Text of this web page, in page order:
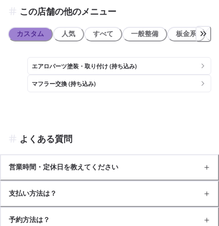
で、案内に従ってお進みください。
この店舗の他のメニュー
カスタム 人気 すべて 一般整備 板金系
エアロパーツ塗装・取り付け (持ち込み)
マフラー交換 (持ち込み)
よくある質問
営業時間・定休日を教えてください
支払い方法は？
予約方法は？